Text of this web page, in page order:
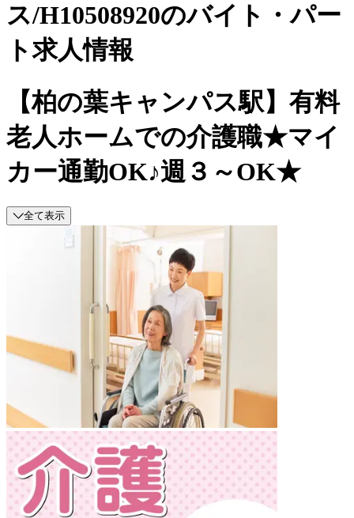
ス/H10508920のバイト・パー
ト求人情報
【柏の葉キャンパス駅】有料
老人ホームでの介護職★マイ
カー通勤OK♪週３～OK★
全て表示